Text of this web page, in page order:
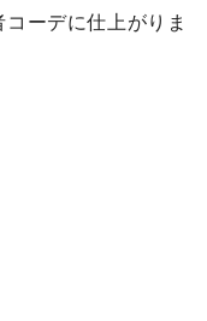
ーデに仕上がりま